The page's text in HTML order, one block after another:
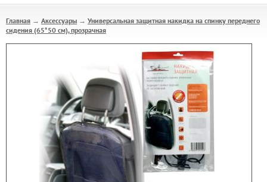
Главная → Аксессуары → Универсальная защитная накидка на спинку переднего
сидения (65*50 см), прозрачная